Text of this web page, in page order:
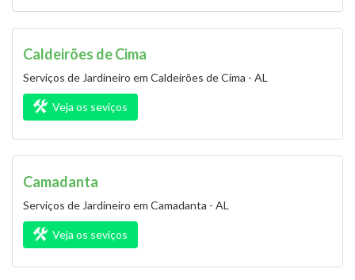
Caldeirões de Cima
Serviços de Jardineiro em Caldeirões de Cima - AL
Veja os seviços
Camadanta
Serviços de Jardineiro em Camadanta - AL
Veja os seviços